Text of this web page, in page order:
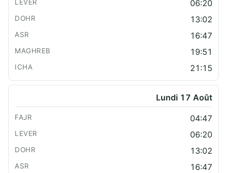
06:20
13:02
16:47
19:51
21:15
Lundi 17 Août
04:47
06:20
13:02
16:47